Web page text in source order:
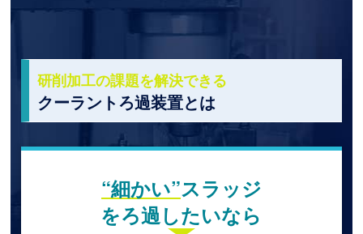
研削加工の課題を解決できる
クーラントろ過装置とは
“細かい”スラッジ
をろ過したいなら